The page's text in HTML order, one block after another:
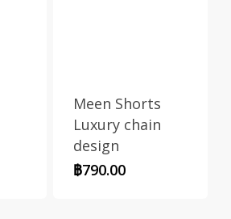
Meen Shorts
Luxury chain
design
฿790.00